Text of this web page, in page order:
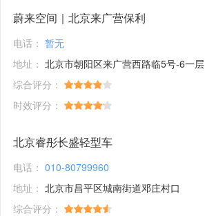
蔚来空间｜北京来广营保利
电话： 暂无
地址： 北京市朝阳区来广营西路临5号-6一层
综合评分：
时效评分：
北京睿彤长盛轻型车
电话： 010-80799960
地址： 北京市昌平区城南街道邓庄村口
综合评分：